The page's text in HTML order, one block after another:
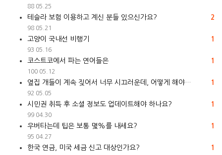
88 05.25
2
테슬라 보험 이용하고 계신 분들 있으신가요?
98 05.21
1
고양이 국내선 비행기
93 05.16
1
코스트코에서 파는 연어들은
100 05.12
1
옆집 개들이 계속 짖어서 너무 시끄러운데, 어떻게 해야…
92 05.05
1
시민권 취득 후 소셜 정보도 업데이트해야 하나요?
99 04.30
1
우버타는데 팁은 보통 몇%를 내세요?
95 04.27
1
한국 연금, 미국 세금 신고 대상인가요?